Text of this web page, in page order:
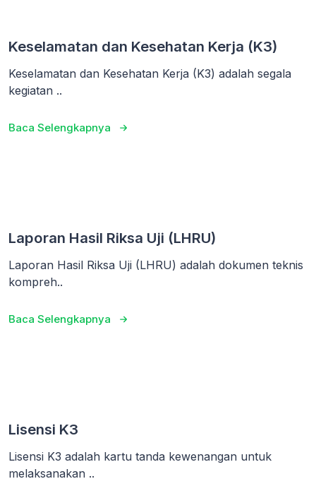
Keselamatan dan Kesehatan Kerja (K3)
Keselamatan dan Kesehatan Kerja (K3) adalah segala
kegiatan ..
Baca Selengkapnya
Laporan Hasil Riksa Uji (LHRU)
Laporan Hasil Riksa Uji (LHRU) adalah dokumen teknis
kompreh..
Baca Selengkapnya
Lisensi K3
Lisensi K3 adalah kartu tanda kewenangan untuk
melaksanakan ..